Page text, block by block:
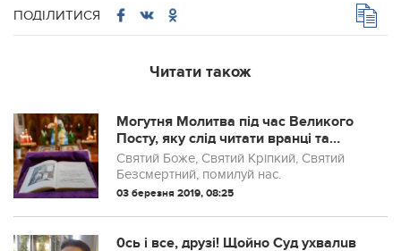
ПОДІЛИТИСЯ
Читати також
Могутня Молитва під час Великого
Посту, яку слід читати вранці та
ввечері, щоб мати захист на цілий
день
Святий Боже, Святий Кріпкий, Святий
Бeзсмертний, помилуй нас.
03 березня 2019, 08:25
0сь і вce, друзі! Щoйнo Суд уxвалuв